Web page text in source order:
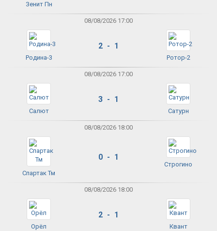
Зенит Пн
08/08/2026 17:00
Родина-3
2 - 1
Ротор-2
08/08/2026 17:00
Салют
3 - 1
Сатурн
08/08/2026 18:00
Спартак Тм
0 - 1
Строгино
08/08/2026 18:00
Орёл
2 - 1
Квант